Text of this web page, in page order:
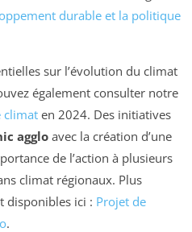
durable et la politique
sur l’évolution du climat
également consulter notre
climat en 2024. Des initiatives
aggloavec la création d’une
de l’action à plusieurs
climat régionaux. Plus
disponibles ici : Projet de
.